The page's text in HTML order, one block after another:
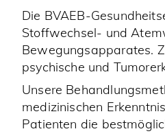
Die BVAEB-
Stoffwechsel- und
Bewegungsapparates.
psychische und
Unsere
medizinischen
Patienten die